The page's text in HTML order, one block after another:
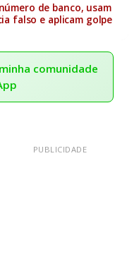
de banco, usam
falso e aplicam golpe
comunidade